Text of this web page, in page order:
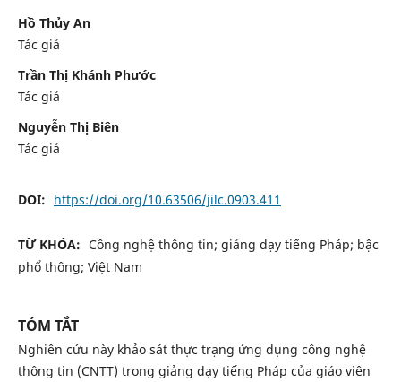
Hồ Thủy An
Tác giả
Trần Thị Khánh Phước
Tác giả
Nguyễn Thị Biên
Tác giả
DOI: https://doi.org/10.63506/jilc.0903.411
TỪ KHÓA: Công nghệ thông tin; giảng dạy tiếng Pháp; bậc
phổ thông; Việt Nam
TÓM TẮT
Nghiên cứu này khảo sát thực trạng ứng dụng công nghệ
thông tin (CNTT) trong giảng dạy tiếng Pháp của giáo viên